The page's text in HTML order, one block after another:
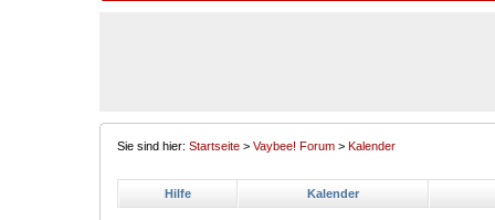
Sie sind hier: Startseite > Vaybee! Forum > Kalender
Hilfe Kalender